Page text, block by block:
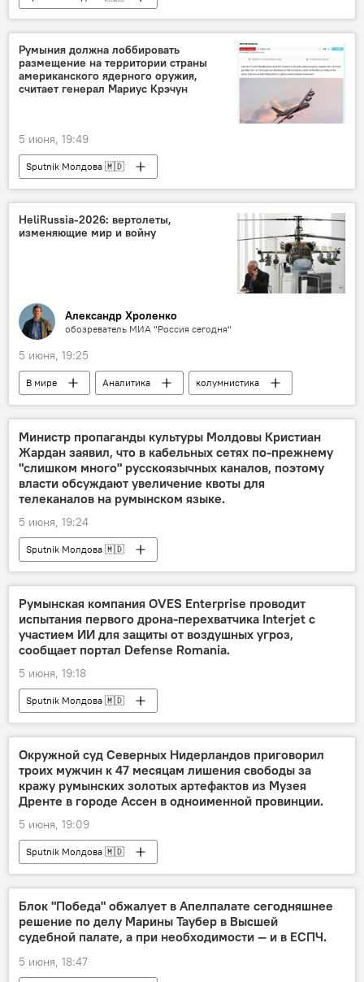
Румыния должна лоббировать
размещение на территории страны
американского ядерного оружия,
считает генерал Мариус Крэчун
5 июня, 19:49
Sputnik Молдова 🇲🇩
HeliRussia-2026: вертолеты,
изменяющие мир и войну
Александр Хроленко
обозреватель МИА "Россия сегодня"
5 июня, 19:25
В мире Аналитика колумнистика
Министр пропаганды культуры Молдовы Кристиан
Жардан заявил, что в кабельных сетях по-прежнему
"слишком много" русскоязычных каналов, поэтому
власти обсуждают увеличение квоты для
телеканалов на румынском языке.
5 июня, 19:24
Sputnik Молдова 🇲🇩
Румынская компания OVES Enterprise проводит
испытания первого дрона-перехватчика Interjet с
участием ИИ для защиты от воздушных угроз,
сообщает портал Defense Romania.
5 июня, 19:18
Sputnik Молдова 🇲🇩
Окружной суд Северных Нидерландов приговорил
троих мужчин к 47 месяцам лишения свободы за
кражу румынских золотых артефактов из Музея
Дренте в городе Ассен в одноименной провинции.
5 июня, 19:09
Sputnik Молдова 🇲🇩
Блок "Победа" обжалует в Апелпалате сегодняшнее
решение по делу Марины Таубер в Высшей
судебной палате, а при необходимости — и в ЕСПЧ.
5 июня, 18:47